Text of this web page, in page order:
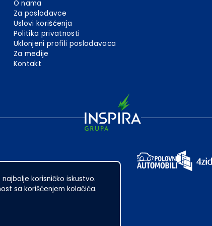
korisničko iskustvo.
sa korišćenjem kolačića.
O nama
Za poslodavce
Uslovi korišćenja
Politika privatnosti
Uklonjeni profili poslodavaca
Za medije
Kontakt